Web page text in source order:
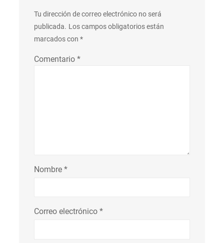
Tu dirección de correo electrónico no será
publicada. Los campos obligatorios están
marcados con *
Comentario *
Nombre *
Correo electrónico *